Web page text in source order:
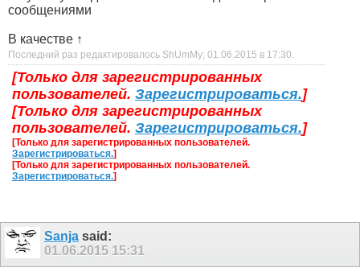
сообщениями
В качестве ↑
Последний раз редактировалось ShUmMy; 01.06.2015 в 17:30.
[Только для зарегистрированных
пользователей. Зарегистрироваться.]
[Только для зарегистрированных
пользователей. Зарегистрироваться.]
[Только для зарегистрированных пользователей.
Зарегистрироваться.]
[Только для зарегистрированных пользователей.
Зарегистрироваться.]
Sanja said:
01.06.2015 15:31